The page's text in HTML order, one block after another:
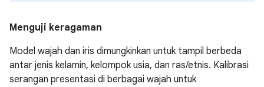
Menguji keragaman
Model wajah dan iris dimungkinkan untuk tampil berbeda
antar jenis kelamin, kelompok usia, dan ras/etnis. Kalibrasi
serangan presentasi di berbagai wajah untuk